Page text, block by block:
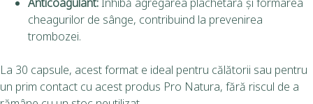
cheagurilor de sânge, contribuind la prevenirea
trombozei.
La 30 capsule, acest format e ideal pentru călătorii sau pentru
un prim contact cu acest produs Pro Natura, fără riscul de a